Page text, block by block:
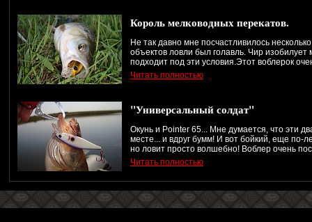
Король мелководных перекатов.
Не так давно мне посчастливилось
объектов ловли был голавль. Чир
подходит под эти условия.Этот воблерок
Читать полностью
"Универсальный солдат"
Окунь и Pointer 65... Мне думается, что эти
месте... и вдруг бумм! И вот бойкий, еще по-
но ловит просто волшебно! Воблер очень
Читать полностью